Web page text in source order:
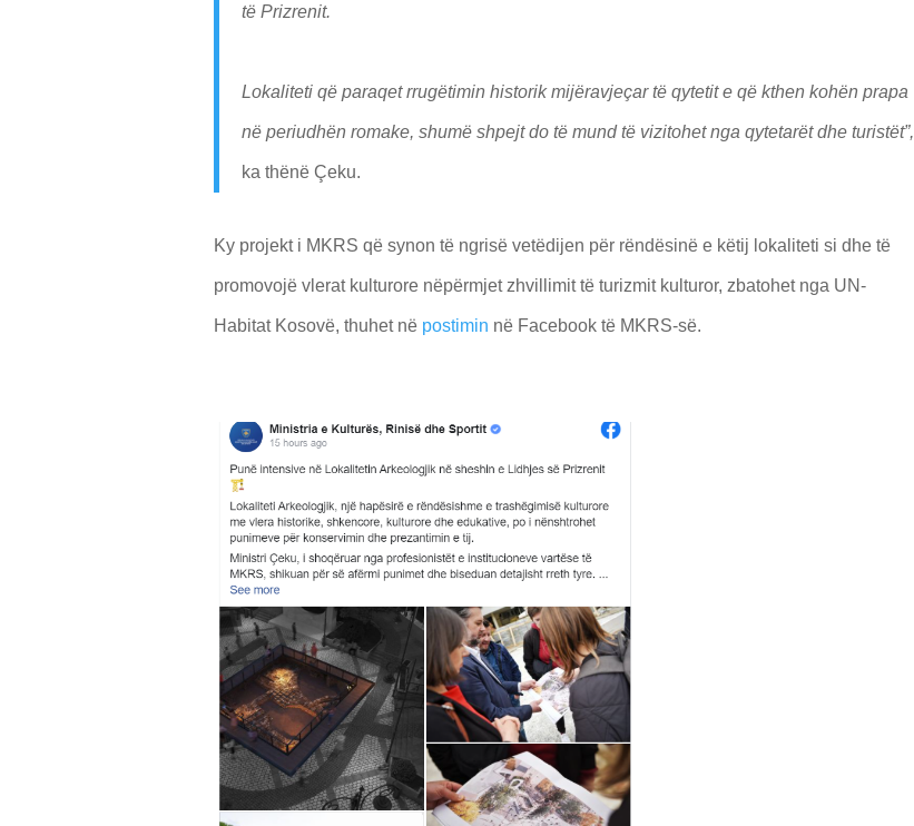
të Prizrenit.
Lokaliteti që paraqet rrugëtimin historik mijëravjeçar të qytetit e që kthen kohën prapa
në periudhën romake, shumë shpejt do të mund të vizitohet nga qytetarët dhe turistët”,
ka thënë Çeku.
Ky projekt i MKRS që synon të ngrisë vetëdijen për rëndësinë e këtij lokaliteti si dhe të
promovojë vlerat kulturore nëpërmjet zhvillimit të turizmit kulturor, zbatohet nga UN-
Habitat Kosovë, thuhet në postimin në Facebook të MKRS-së.